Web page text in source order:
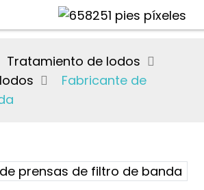
Tratamiento de lodos
Fabricante de